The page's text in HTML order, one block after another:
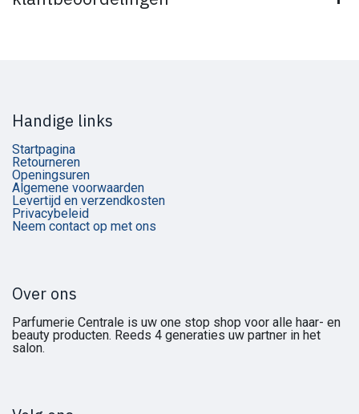
Handige links
Startpagina
Retourneren
Openingsuren
Algemene voorwaarden
Levertijd en verzendkosten
Privacybeleid
Neem contact op met ons
Over ons
Parfumerie Centrale is uw one stop shop voor alle haar- en
beauty producten. Reeds 4 generaties uw partner in het
salon.